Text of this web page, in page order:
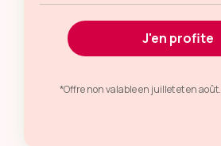
J'en profite
*Offre non valable en juillet et en août.